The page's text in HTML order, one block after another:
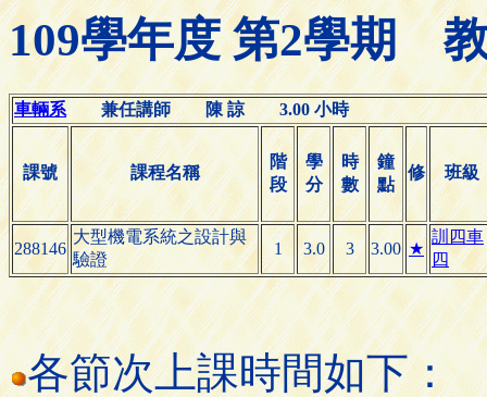
109學年度 第2學期
車輛系兼任講師 陳 諒 3.00 小時
課號 課程名稱
階
段
學
分
時
數
鐘
點
修 班級
288146
大型機電系統之設計與
驗證
1 3.0 3 3.00 ★
訓四車
四
各節次上課時間如下：